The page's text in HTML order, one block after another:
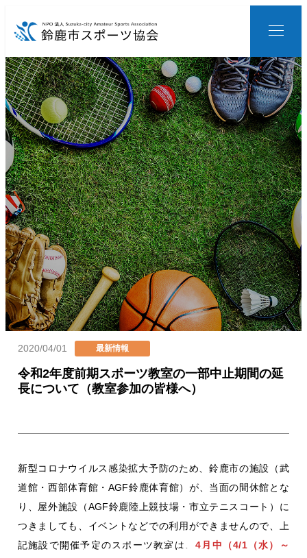
コ
ン
テ
ン
ツ
へ
移
動
お知らせ
令和2年度前期スポーツ教室の一部中止期間の延
長について（教室参加の皆様へ）
投稿日
2020/04/01 カテゴリー
最新情報
新型コロナウイルス感染拡大予防のため、鈴鹿市の施設（武
道館・西部体育館・AGF鈴鹿体育館）が、当面の間休館とな
り、屋外施設（AGF鈴鹿陸上競技場・市立テニスコート）に
つきましても、イベントなどでの利用ができませんので、上
記施設で開催予定のスポーツ教室は、4月中（4/1（水）～